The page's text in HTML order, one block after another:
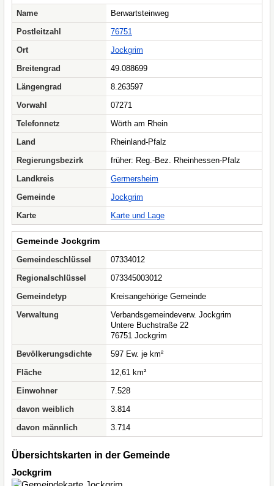
Name
Berwartsteinweg
Postleitzahl
76751
Ort
Jockgrim
Breitengrad
49.088699
Längengrad
8.263597
Vorwahl
07271
Telefonnetz
Wörth am Rhein
Land
Rheinland-Pfalz
Regierungsbezirk
früher: Reg.-Bez. Rheinhessen-Pfalz
Landkreis
Germersheim
Gemeinde
Jockgrim
Karte
Karte und Lage
Gemeinde Jockgrim
Gemeindeschlüssel
07334012
Regionalschlüssel
073345003012
Gemeindetyp
Kreisangehörige Gemeinde
Verwaltung
Verbandsgemeindeverw. Jockgrim
Untere Buchstraße 22
76751 Jockgrim
Bevölkerungsdichte
597 Ew. je km²
Fläche
12,61 km²
Einwohner
7.528
davon weiblich
3.814
davon männlich
3.714
Übersichtskarten in der Gemeinde
Jockgrim